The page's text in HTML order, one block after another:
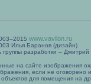
www.vavilon.ru
Илья Баранов (дизайн)
группы разработки – Дмитрий
на сайте изображения
если не оговорено
для помещения на